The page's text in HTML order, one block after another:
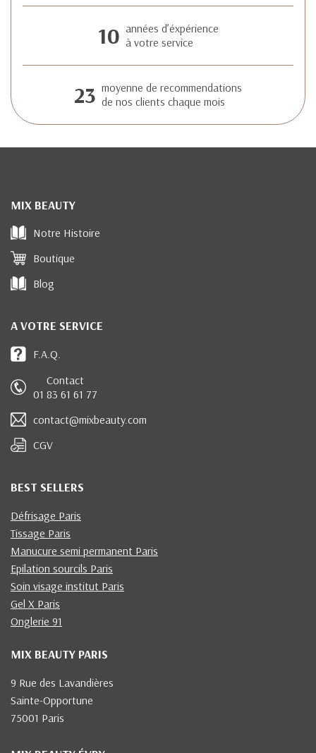
10 années d’éxpérience
à votre service
23 moyenne de recommendations
de nos clients chaque mois
MIX BEAUTY
Notre Histoire
Boutique
Blog
A VOTRE SERVICE
F.A.Q.
Contact
01 83 61 61 77
contact@mixbeauty.com
CGV
BEST SELLERS
Défrisage Paris
Tissage Paris
Manucure semi permanent Paris
Epilation sourcils Paris
Soin visage institut Paris
Gel X Paris
Onglerie 91
MIX BEAUTY PARIS
9 Rue des Lavandières
Sainte-Opportune
75001 Paris